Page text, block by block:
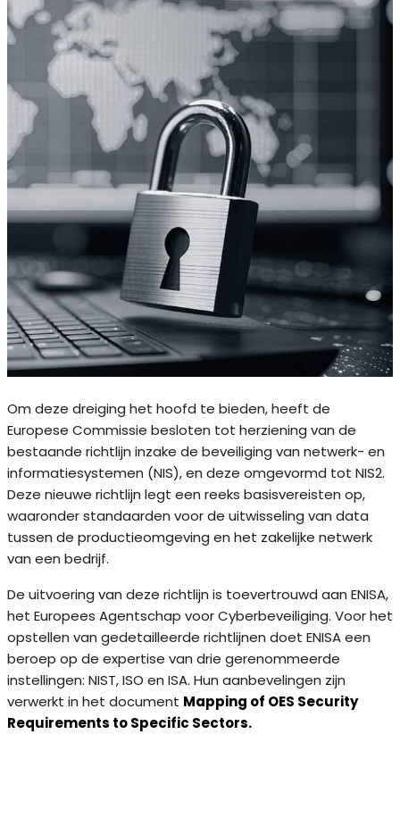
Om deze dreiging het hoofd te bieden, heeft de
Europese Commissie besloten tot herziening van de
bestaande richtlijn inzake de beveiliging van netwerk- en
informatiesystemen (NIS), en deze omgevormd tot NIS2.
Deze nieuwe richtlijn legt een reeks basisvereisten op,
waaronder standaarden voor de uitwisseling van data
tussen de productieomgeving en het zakelijke netwerk
van een bedrijf.
De uitvoering van deze richtlijn is toevertrouwd aan ENISA,
het Europees Agentschap voor Cyberbeveiliging. Voor het
opstellen van gedetailleerde richtlijnen doet ENISA een
beroep op de expertise van drie gerenommeerde
instellingen: NIST, ISO en ISA. Hun aanbevelingen zijn
verwerkt in het document Mapping of OES Security
Requirements to Specific Sectors.